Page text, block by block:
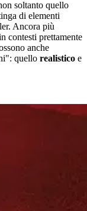
soltanto quello
di elementi
Ancora più
contesti prettamente
anche
quello realistico e